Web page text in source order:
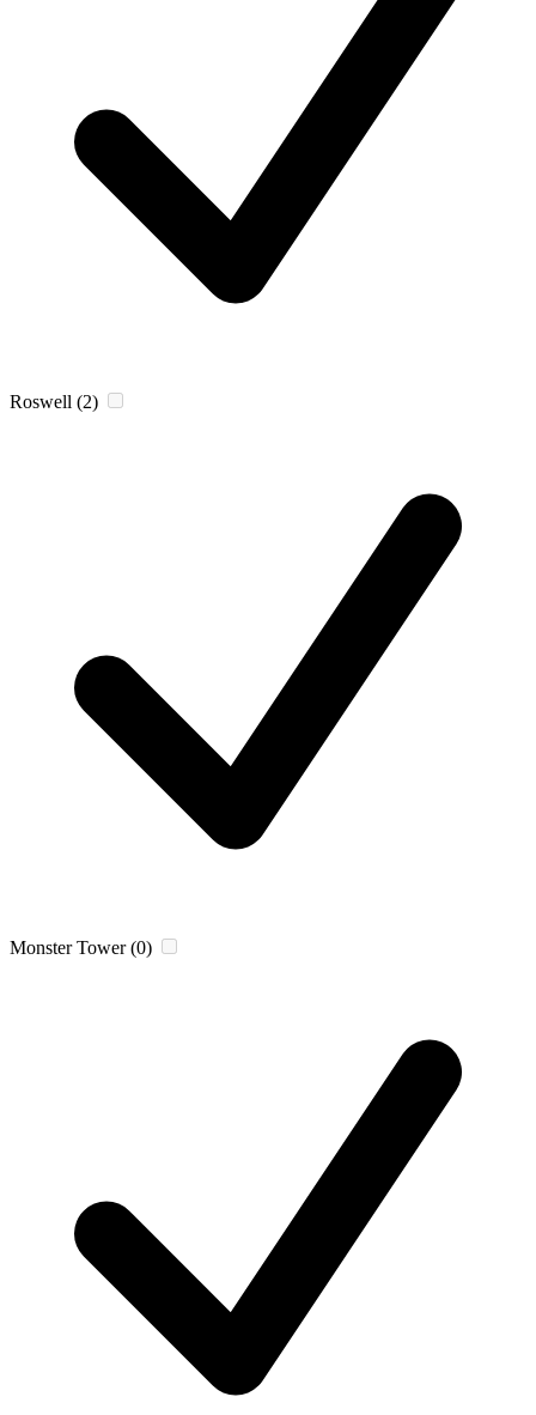
Roswell (2)
Monster Tower (0)